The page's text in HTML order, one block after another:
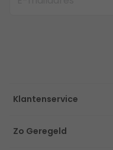
Klantenservice
Zo Geregeld